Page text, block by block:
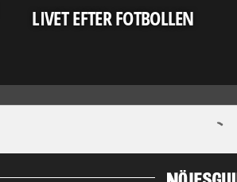
LIVET EFTER FOTBOLLEN